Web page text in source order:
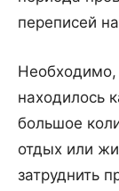
переписей
находилось
большое
отдых или
затруднить